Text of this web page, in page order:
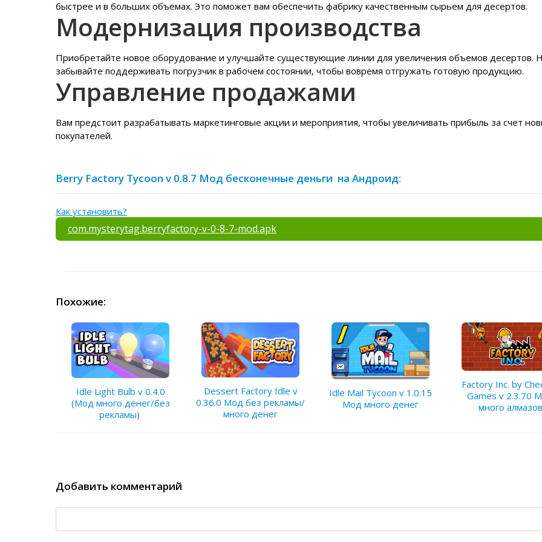
быстрее и в больших объемах. Это поможет вам обеспечить фабрику качественным сырьем для десертов.
Модернизация производства
Приобретайте новое оборудование и улучшайте существующие линии для увеличения объемов десертов.
забывайте поддерживать погрузчик в рабочем состоянии, чтобы вовремя отгружать готовую продукцию.
Управление продажами
Вам предстоит разрабатывать маркетинговые акции и мероприятия, чтобы увеличивать прибыль за счет
покупателей.
Berry Factory Tycoon v 0.8.7 Мод бесконечные деньги на Андроид:
Как установить?
com.mysterytag.berryfactory-v-0-8-7-mod.apk
Похожие:
Idle Light Bulb v 0.4.0
(Мод много денег/без
рекламы)
Dessert Factory Idle v
0.36.0 Мод без рекламы/
много денег
Idle Mail Tycoon v 1.0.15
Мод много денег
Factory Inc. by
Games v 2.3.70
много алмазов
Добавить комментарий